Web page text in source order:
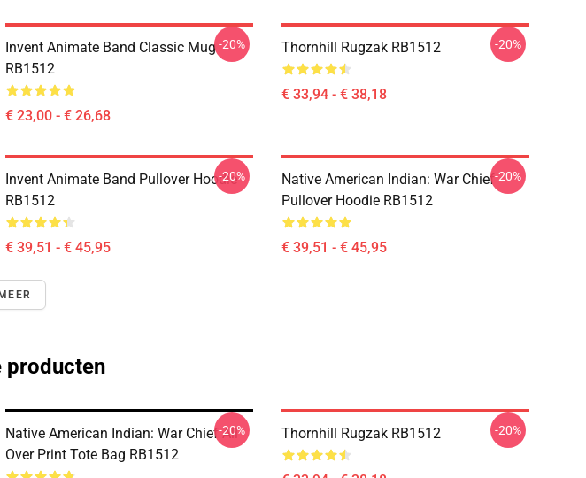
Invent Animate Band Classic Mug
RB1512
€ 23,00 - € 26,68
-20% Thornhill Rugzak RB1512
€ 33,94 - € 38,18
-20%
Invent Animate Band Pullover Hoodie
RB1512
€ 39,51 - € 45,95
-20%
Native American Indian: War Chief
Pullover Hoodie RB1512
€ 39,51 - € 45,95
-20%
producten
Native American Indian: War Chief All
Over Print Tote Bag RB1512
-20% Thornhill Rugzak RB1512 -20%